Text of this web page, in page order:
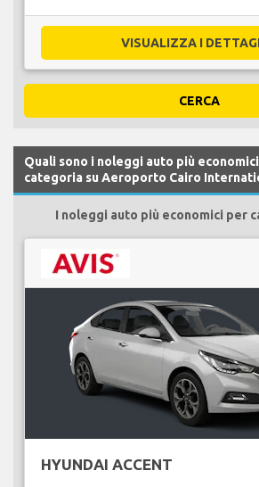
VISUALIZZA I
CERCA
Quali sono i noleggi auto più economici
categoria su Aeroporto Cairo
I noleggi auto più economici per
HYUNDAI ACCENT